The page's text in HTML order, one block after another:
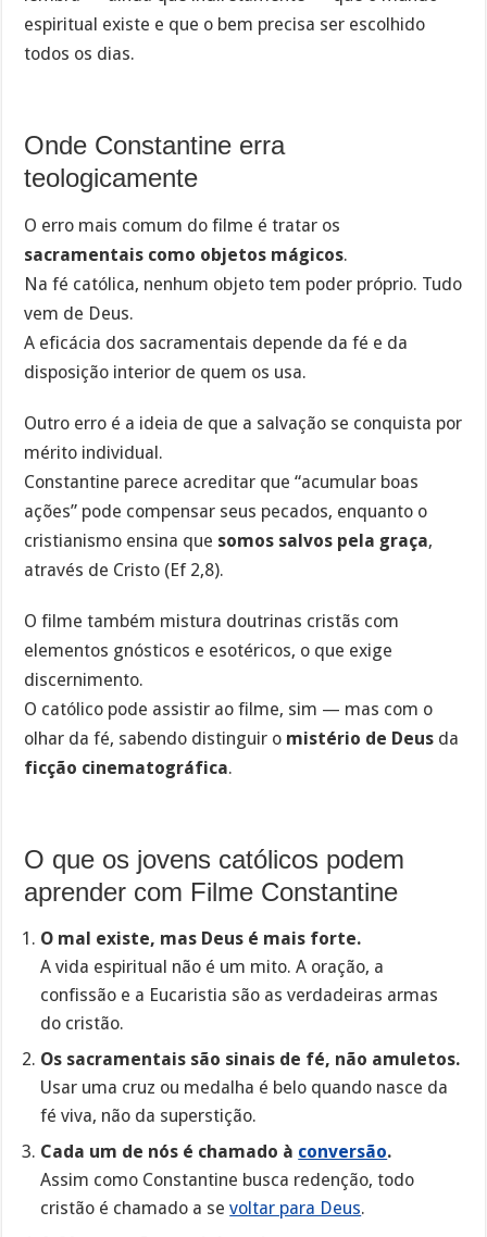
espiritual existe e que o bem precisa ser escolhido
todos os dias.
Onde Constantine erra
teologicamente
O erro mais comum do filme é tratar os
sacramentais como objetos mágicos.
Na fé católica, nenhum objeto tem poder próprio. Tudo
vem de Deus.
A eficácia dos sacramentais depende da fé e da
disposição interior de quem os usa.
Outro erro é a ideia de que a salvação se conquista por
mérito individual.
Constantine parece acreditar que “acumular boas
ações” pode compensar seus pecados, enquanto o
cristianismo ensina que somos salvos pela graça,
através de Cristo (Ef 2,8).
O filme também mistura doutrinas cristãs com
elementos gnósticos e esotéricos, o que exige
discernimento.
O católico pode assistir ao filme, sim — mas com o
olhar da fé, sabendo distinguir o mistério de Deus da
ficção cinematográfica.
O que os jovens católicos podem
aprender com Filme Constantine
O mal existe, mas Deus é mais forte.
A vida espiritual não é um mito. A oração, a
confissão e a Eucaristia são as verdadeiras armas
do cristão.
Os sacramentais são sinais de fé, não amuletos.
Usar uma cruz ou medalha é belo quando nasce da
fé viva, não da superstição.
Cada um de nós é chamado à conversão.
Assim como Constantine busca redenção, todo
cristão é chamado a sevoltar para Deus.